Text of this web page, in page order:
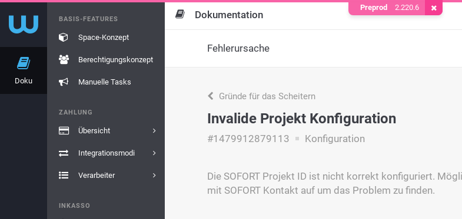
Doku
BASIS-FEATURES
Space-Konzept
Berechtigungskonzept
Manuelle Tasks
ZAHLUNG
Übersicht
Integrationsmodi
Verarbeiter
INKASSO
Dokumentation
Fehlerursache
Gründe für das Scheitern
Invalide Projekt Konfiguration
#1479912879113 Konfiguration
Die SOFORT Projekt ID ist nicht korrekt konfiguriert.
mit SOFORT Kontakt auf um das Problem zu finden.
Preprod 2.220.6 Cookie